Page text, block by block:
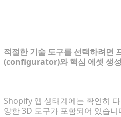
적절한 기술 도구를 선택하려면
(configurator)와 핵심 에셋 생
Shopify 앱 생태계에는 확연히
양한 3D 도구가 포함되어 있습니